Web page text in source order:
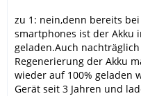
zu 1: nein,denn bereits
smartphones ist der Akku
geladen.Auch
Regenerierung der Akku
wieder auf 100% geladen
Gerät seit 3 Jahren und